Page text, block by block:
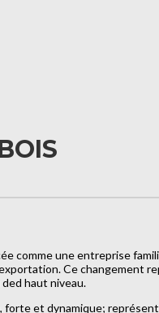
comme une entreprise
Ce changement
haut niveau.
et dynamique;